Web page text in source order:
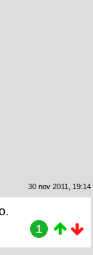
30 nov 2011, 19:14
1